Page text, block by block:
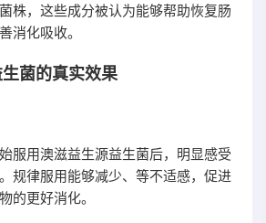
株，这些成分被认为能够帮助恢复肠
消化吸收。
菌的真实效果
服用澳滋益生源益生菌后，明显感受
规律服用能够减少、等不适感，促进
的更好消化。